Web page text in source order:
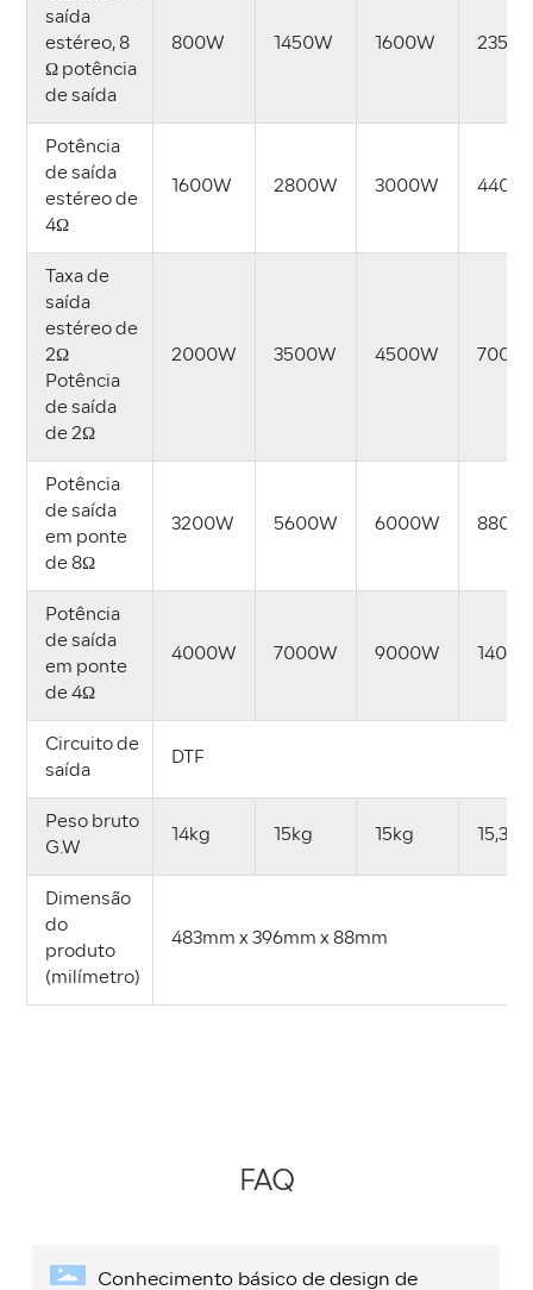
saída
estéreo, 8
Ω potência
de saída
800W 1450W 1600W
Potência
de saída
estéreo de
4Ω
1600W 2800W 3000W
Taxa de
saída
estéreo de
2Ω
Potência
de saída
de 2Ω
2000W 3500W 4500W
Potência
de saída
em ponte
de 8Ω
3200W 5600W 6000W
Potência
de saída
em ponte
de 4Ω
4000W 7000W 9000W
Circuito de
saída
DTF
Peso bruto
G.W
14kg 15kg 15kg 15,3 kg
Dimensão
do
produto
(milímetro)
483mm x 396mm x 88mm
FAQ
Conhecimento básico de design de